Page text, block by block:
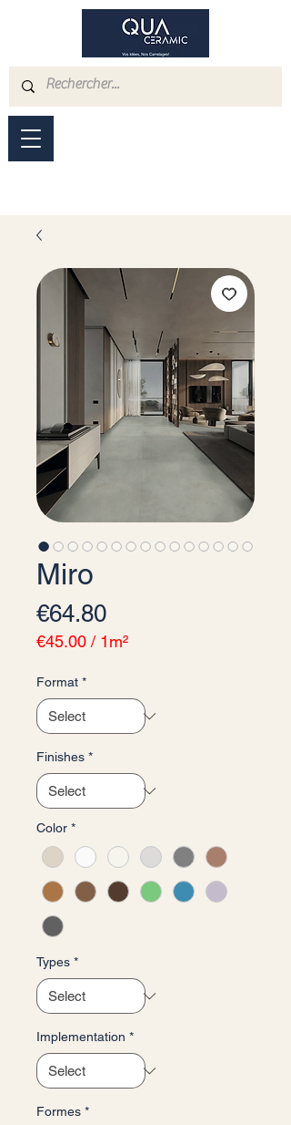
Miro
€64.80Price
€45.00 / 1m²
per
1
Square
Format *
Finishes *
Color *
Types *
Implementation *
Formes *